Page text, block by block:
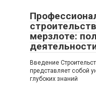
мерзлоте:
Введение
представляет собой
глубоких знаний